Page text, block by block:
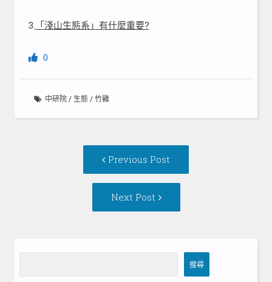
3.「淺山生態系」有什麼重要?
0
中研院/ 生態 /竹雞
Previous Post
post:
Next Post
Post:
尋
搜尋